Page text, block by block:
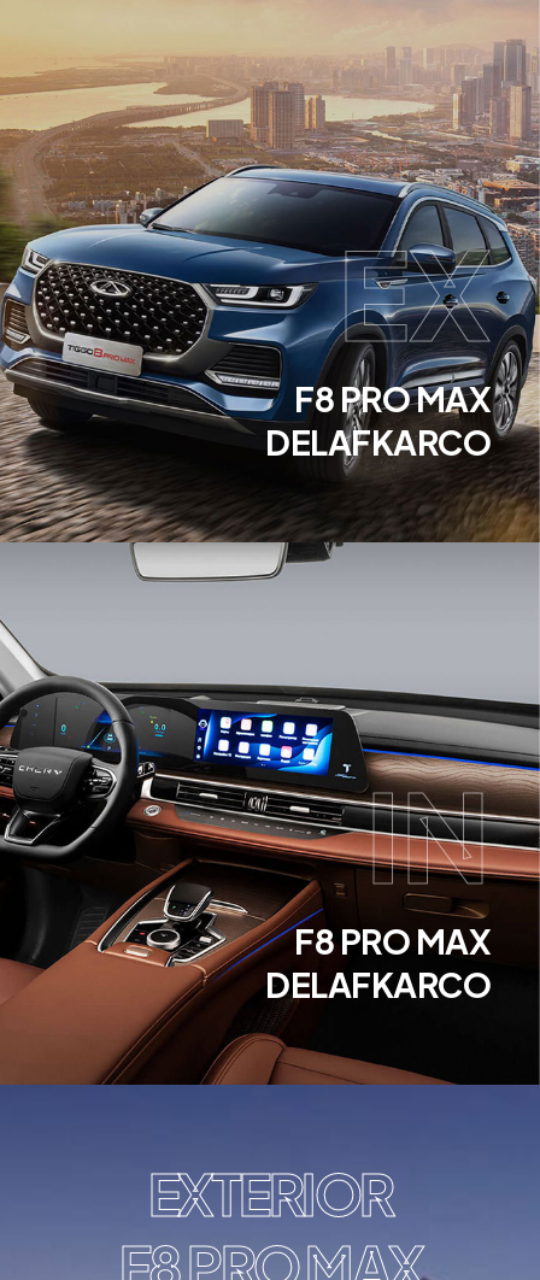
EX
F8 PRO MAX
DELAFKARCO
IN
F8 PRO MAX
DELAFKARCO
EXTERIOR
F8 PRO MAX